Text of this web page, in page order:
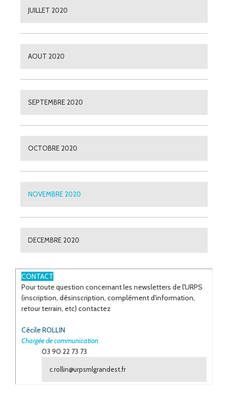
JUILLET 2020
AOUT 2020
SEPTEMBRE 2020
OCTOBRE 2020
NOVEMBRE 2020
DECEMBRE 2020
CONTACT
Pour toute question concernant les newsletters de l'URPS
(inscription, désinscription, complément d'information,
retour terrain, etc) contactez
Cécile ROLLIN
Chargée de communication
03 90 22 73 73
c.rollin@urpsmlgrandest.fr